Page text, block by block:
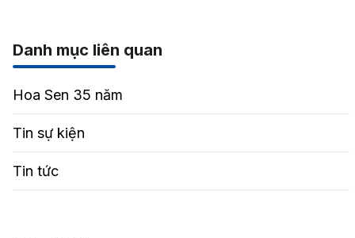
Danh mục liên quan
Hoa Sen 35 năm
Tin sự kiện
Tin tức